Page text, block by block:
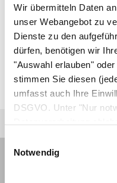
Wir übermitteln Daten
unser Webangebot zu
Dienste zu den
dürfen, benötigen wir
"Auswahl erlauben"
stimmen Sie diesen
umfasst auch Ihre
DSGVO. Unter "Nur
Einwilligungsauswahl
Notwendig
Dysurie
Erschwerte und/
derHarnblase.
und
neurologische